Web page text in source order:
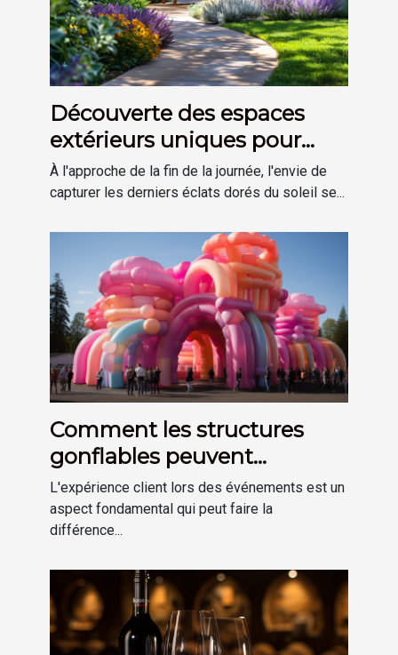
Découverte des espaces
extérieurs uniques pour
profiter des derniers rayons
du soleil
À l'approche de la fin de la journée, l'envie de
capturer les derniers éclats dorés du soleil se...
Comment les structures
gonflables peuvent
améliorer l'expérience client
lors d'événements.
L'expérience client lors des événements est un
aspect fondamental qui peut faire la
différence...